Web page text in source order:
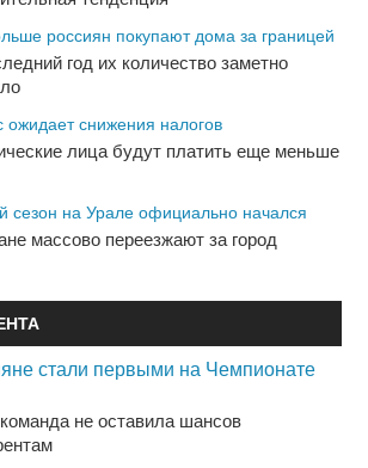
россиян покупают дома за границей
год их количество заметно
ожидает снижения налогов
лица будут платить еще меньше
сезон на Урале официально начался
массово переезжают за город
стали первыми на Чемпионате
не оставила шансов